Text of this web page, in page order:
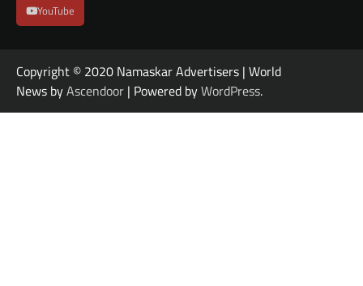
YouTube
Copyright © 2020 Namaskar Advertisers | World
News byAscendoor | Powered byWordPress.